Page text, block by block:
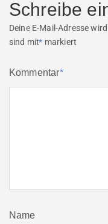
Schreibe
Deine E-Mail-Adresse
sind mit* markiert
Kommentar*
Name